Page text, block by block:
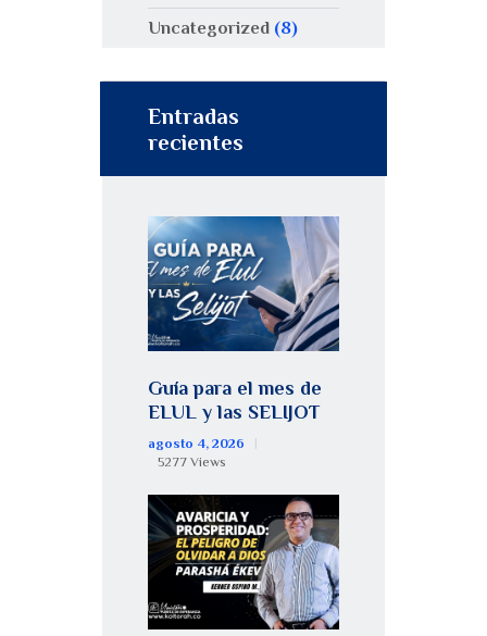
Uncategorized (8)
Entradas
recientes
Guía para el mes de
ELUL y las SELIJOT
agosto 4, 2026
5277 Views